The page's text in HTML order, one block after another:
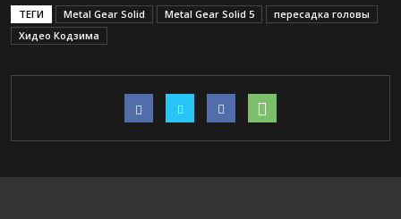
ТЕГИ Metal Gear Solid Metal Gear Solid 5
пересадка головы
Хидео Кодзима